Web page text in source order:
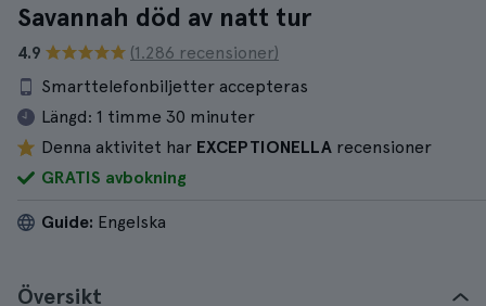
Savannah död av natt tur
4.9
(1.286 recensioner)
Smarttelefonbiljetter accepteras
Längd: 1 timme 30 minuter
Denna aktivitet har EXCEPTIONELLA recensioner
GRATIS avbokning
Guide: Engelska
Översikt